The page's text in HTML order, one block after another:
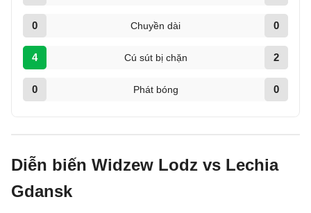
0 Chuyền dài 0
4 Cú sút bị chặn 2
0 Phát bóng 0
Diễn biến Widzew Lodz vs Lechia
Gdansk